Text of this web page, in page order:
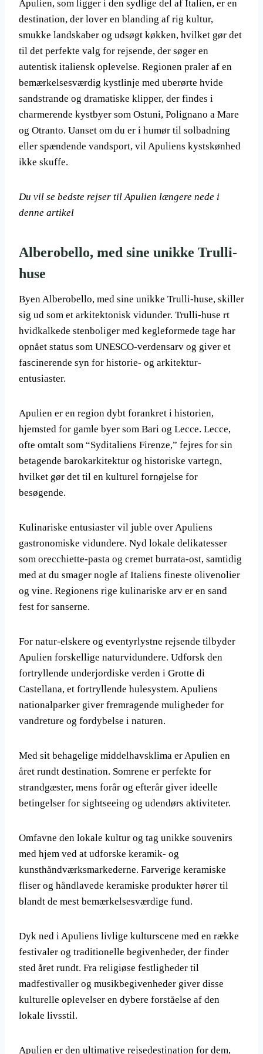
Apulien, som ligger i den sydlige del af Italien, er en
destination, der lover en blanding af rig kultur,
smukke landskaber og udsøgt køkken, hvilket gør det
til det perfekte valg for rejsende, der søger en
autentisk italiensk oplevelse. Regionen praler af en
bemærkelsesværdig kystlinje med uberørte hvide
sandstrande og dramatiske klipper, der findes i
charmerende kystbyer som Ostuni, Polignano a Mare
og Otranto. Uanset om du er i humør til solbadning
eller spændende vandsport, vil Apuliens kystskønhed
ikke skuffe.
Du vil se bedste rejser til Apulien længere nede i
denne artikel
Alberobello, med sine unikke Trulli-
huse
Byen Alberobello, med sine unikke Trulli-huse, skiller
sig ud som et arkitektonisk vidunder. Trulli-huse rt
hvidkalkede stenboliger med kegleformede tage har
opnået status som UNESCO-verdensarv og giver et
fascinerende syn for historie- og arkitektur-
entusiaster.
Apulien er en region dybt forankret i historien,
hjemsted for gamle byer som Bari og Lecce. Lecce,
ofte omtalt som “Syditaliens Firenze,” fejres for sin
betagende barokarkitektur og historiske vartegn,
hvilket gør det til en kulturel fornøjelse for
besøgende.
Kulinariske entusiaster vil juble over Apuliens
gastronomiske vidundere. Nyd lokale delikatesser
som orecchiette-pasta og cremet burrata-ost, samtidig
med at du smager nogle af Italiens fineste olivenolier
og vine. Regionens rige kulinariske arv er en sand
fest for sanserne.
For natur-elskere og eventyrlystne rejsende tilbyder
Apulien forskellige naturvidundere. Udforsk den
fortryllende underjordiske verden i Grotte di
Castellana, et fortryllende hulesystem. Apuliens
nationalparker giver fremragende muligheder for
vandreture og fordybelse i naturen.
Med sit behagelige middelhavsklima er Apulien en
året rundt destination. Somrene er perfekte for
strandgæster, mens forår og efterår giver ideelle
betingelser for sightseeing og udendørs aktiviteter.
Omfavne den lokale kultur og tag unikke souvenirs
med hjem ved at udforske keramik- og
kunsthåndværksmarkederne. Farverige keramiske
fliser og håndlavede keramiske produkter hører til
blandt de mest bemærkelsesværdige fund.
Dyk ned i Apuliens livlige kulturscene med en række
festivaler og traditionelle begivenheder, der finder
sted året rundt. Fra religiøse festligheder til
madfestivaller og musikbegivenheder giver disse
kulturelle oplevelser en dybere forståelse af den
lokale livsstil.
Apulien er den ultimative rejsedestination for dem,